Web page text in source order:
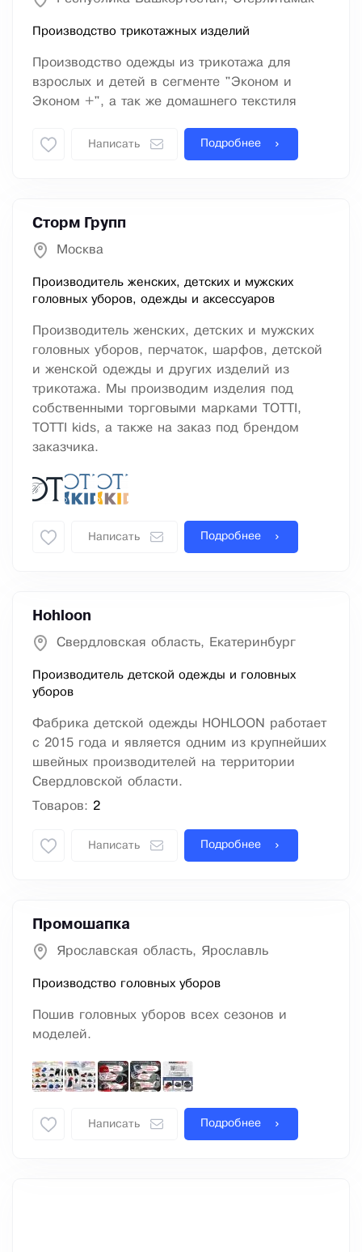
Производство трикотажных изделий
Производство одежды из трикотажа для
взрослых и детей в сегменте "Эконом и
Эконом +", а так же домашнего текстиля
Написать Подробнее
Сторм Групп
Москва
Производитель женских, детских и мужских
головных уборов, одежды и аксессуаров
Производитель женских, детских и мужских
головных уборов, перчаток, шарфов, детской
и женской одежды и других изделий из
трикотажа. Мы производим изделия под
собственными торговыми марками TOTTI,
TOTTI kids, а также на заказ под брендом
заказчика.
Написать Подробнее
Hohloon
Свердловская область, Екатеринбург
Производитель детской одежды и головных
уборов
Фабрика детской одежды HOHLOON работает
с 2015 года и является одним из крупнейших
швейных производителей на территории
Свердловской области.
Товаров: 2
Написать Подробнее
Промошапка
Ярославская область, Ярославль
Производство головных уборов
Пошив головных уборов всех сезонов и
моделей.
Написать Подробнее